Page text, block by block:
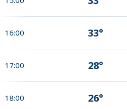
16:00 33°
17:00 28°
18:00 26°